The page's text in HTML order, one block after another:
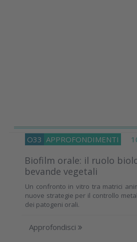
O33 APPROFONDIMENTI
Biofilm orale: il ruolo
bevande vegetali
Un confronto in vitro tra matrici
nuove strategie per il controllo
dei patogeni orali.
Approfondisci